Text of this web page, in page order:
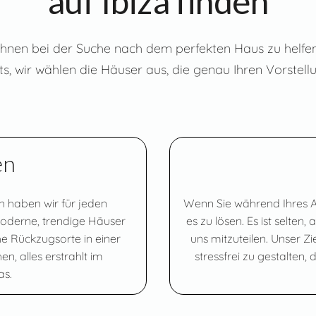
bei der Suche nach dem perfekten Haus zu
wir wählen die Häuser aus, die genau Ihren
haben wir für jeden
trendige Häuser
Rückzugsorte in einer
alles erstrahlt im
Wenn Sie während Ihres
es zu lösen. Es ist
uns mitzuteilen. Unser
stressfrei zu gestalten,